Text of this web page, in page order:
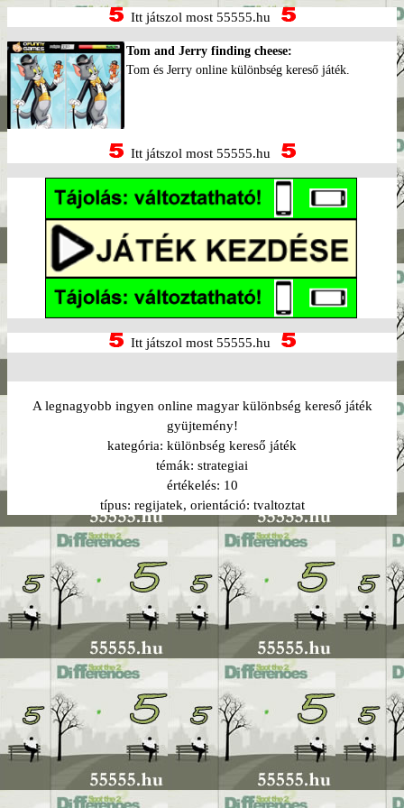
Itt játszol most 55555.hu
Tom and Jerry finding cheese:
Tom és Jerry online különbség kereső játék.
Itt játszol most 55555.hu
Itt játszol most 55555.hu
A legnagyobb ingyen online magyar különbség kereső játék
gyüjtemény!
kategória: különbség kereső játék
témák: strategiai
értékelés: 10
típus: regijatek, orientáció: tvaltoztat